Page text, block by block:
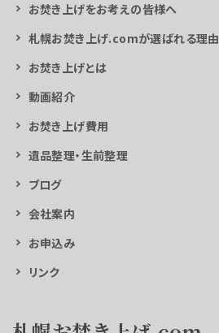
お焚き上げをお考えの皆様へ
札幌お焚き上げ.comが選ばれる理由
お焚き上げとは
動画紹介
お焚き上げ費用
遺品整理・生前整理
ブログ
会社案内
お申込み
リンク